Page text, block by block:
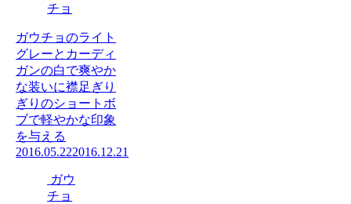
チョ
ガウチョのライト
グレーとカーディ
ガンの白で爽やか
な装いに襟足ぎり
ぎりのショートボ
ブで軽やかな印象
を与える
2016.05.222016.12.21
ガウ
チョ